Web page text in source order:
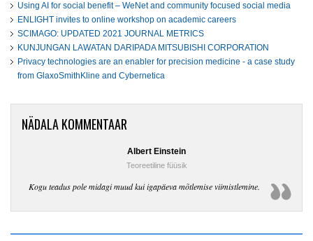
Using AI for social benefit – WeNet and community focused social media
ENLIGHT invites to online workshop on academic careers
SCIMAGO: UPDATED 2021 JOURNAL METRICS
KUNJUNGAN LAWATAN DARIPADA MITSUBISHI CORPORATION
Privacy technologies are an enabler for precision medicine - a case study
from GlaxoSmithKline and Cybernetica
NÄDALA KOMMENTAAR
Albert Einstein
Teoreetiline füüsik
Kogu teadus pole midagi muud kui igapäeva mõtlemise viimistlemine.